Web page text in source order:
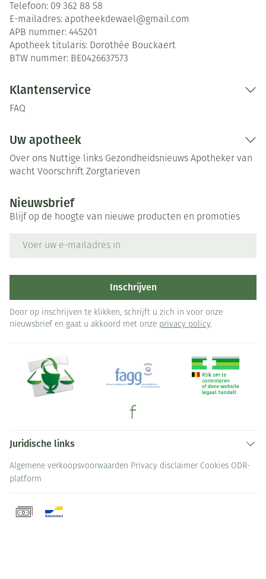
Telefoon: 09 362 88 58
E-mailadres: apotheekdewael@gmail.com
APB nummer: 445201
Apotheek titularis: Dorothée Bouckaert
BTW nummer: BE0426637573
Klantenservice
FAQ
Uw apotheek
Over ons Nuttige links Gezondheidsnieuws Apotheker van
wacht Voorschrift Zorgtarieven
Nieuwsbrief
Blijf op de hoogte van nieuwe producten en promoties
Inschrijven
Door op inschrijven te klikken, schrijft u zich in voor onze
nieuwsbrief en gaat u akkoord met onze privacy policy.
Juridische links
Algemene verkoopsvoorwaarden Privacy disclaimer Cookies ODR-
platform